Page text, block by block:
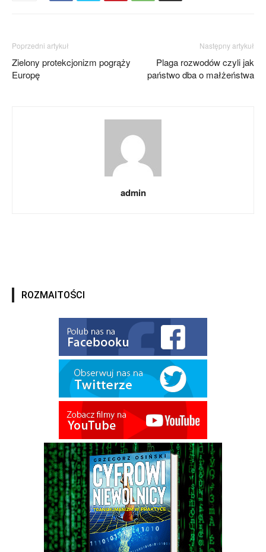
Poprzedni artykuł
Zielony protekcjonizm pogrąży
Europę
Następny artykuł
Plaga rozwodów czyli jak
państwo dba o małżeństwa
admin
ROZMAITOŚCI